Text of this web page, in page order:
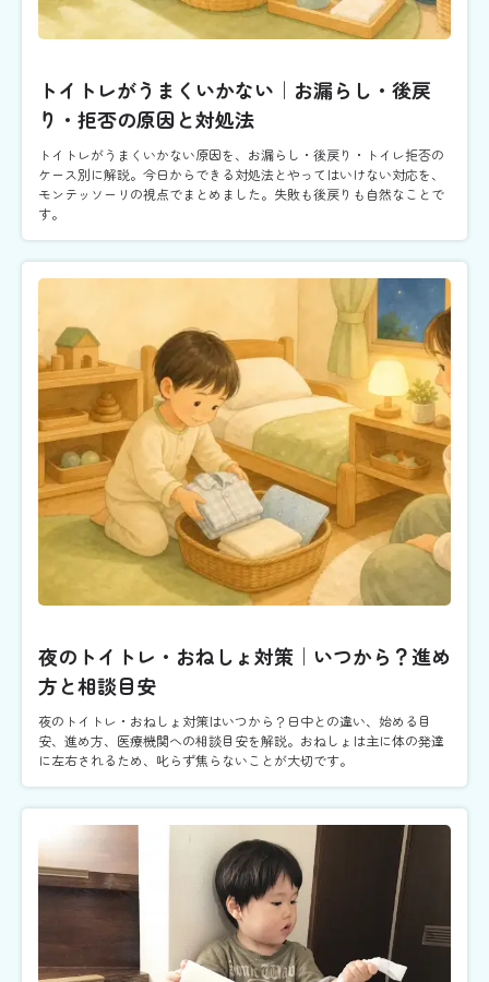
トイトレがうまくいかない｜お漏らし・後戻
り・拒否の原因と対処法
トイトレがうまくいかない原因を、お漏らし・後戻り・トイレ拒否の
ケース別に解説。今日からできる対処法とやってはいけない対応を、
モンテッソーリの視点でまとめました。失敗も後戻りも自然なことで
す。
夜のトイトレ・おねしょ対策｜いつから？進め
方と相談目安
夜のトイトレ・おねしょ対策はいつから？日中との違い、始める目
安、進め方、医療機関への相談目安を解説。おねしょは主に体の発達
に左右されるため、叱らず焦らないことが大切です。